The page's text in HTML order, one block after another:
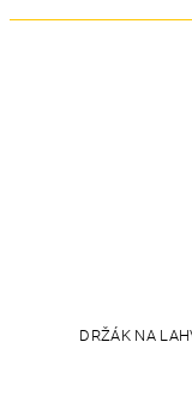
DRŽÁK NA